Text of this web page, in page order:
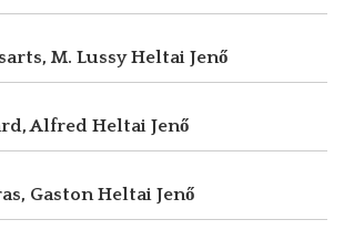
M. LussyHeltai Jenő
Alfred Heltai Jenő
GastonHeltai Jenő